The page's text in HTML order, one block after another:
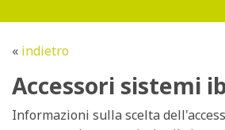
« indietro
Accessori sistemi
Informazioni sulla scelta